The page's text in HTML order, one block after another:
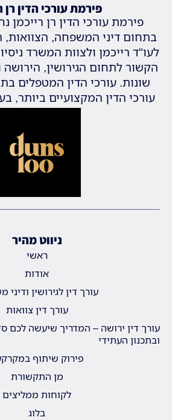
פירמת עורכי הדין רן
פירמת עורכי הדין רן רייכמן
בתחום דיני המשפחה, הצוואות,
הקשור לתחום הגירושין, הירושה
שונות. עורכי הדין המטפלים
עורכי הדין המקצועיים ביותר,
ניווט מהיר
ראשי
אודות
עורך דין לגירושין
עורך דין צוואות
עורך דין ירושה – המדריך שיעשה לכם
ובתכנון העתידי
פירוק שיתוף
מן התקשורת
לקוחות ממליצים
בלוג